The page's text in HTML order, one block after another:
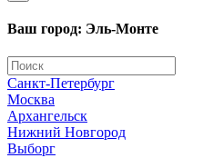
Ваш город: Эль-Монте
Санкт-Петербург
Москва
Архангельск
Нижний Новгород
Выборг